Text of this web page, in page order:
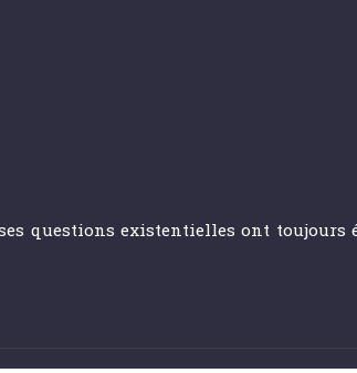
questions existentielles ont toujours